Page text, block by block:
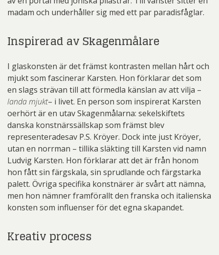
madam och underhåller sig med ett par paradisfåglar.
Inspirerad av Skagenmålare
I glaskonsten är det främst kontrasten mellan hårt och
mjukt som fascinerar Karsten. Hon förklarar det som
en slags strävan till att förmedla känslan av att vilja –
landa mjukt– i livet. En person som inspirerat Karsten
oerhört är en utav Skagenmålarna: sekelskiftets
danska konstnärssällskap som främst blev
representeradesav P.S. Kröyer. Dock inte just Kröyer,
utan en norrman – tillika släkting till Karsten vid namn
Ludvig Karsten. Hon förklarar att det är från honom
hon fått sin färgskala, sin sprudlande och färgstarka
palett. Övriga specifika konstnärer är svårt att nämna,
men hon nämner framförallt den franska och italienska
konsten som influenser för det egna skapandet.
Kreativ process